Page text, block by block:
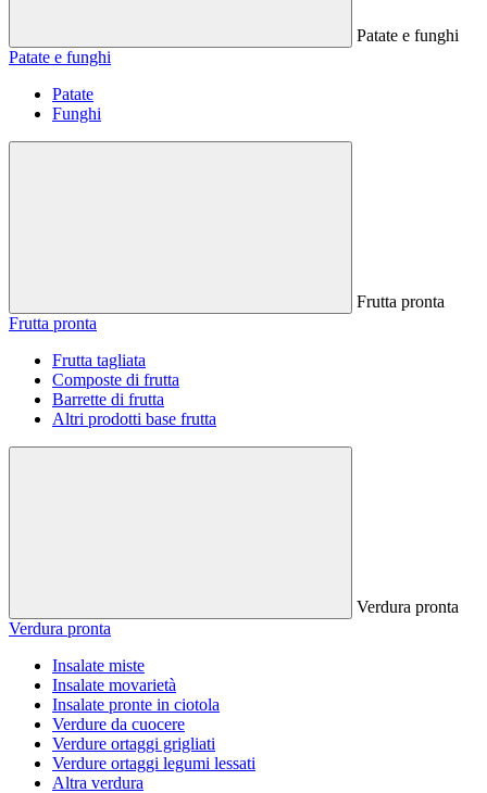
Patate e funghi
Patate e funghi
Patate
Funghi
Frutta pronta
Frutta pronta
Frutta tagliata
Composte di frutta
Barrette di frutta
Altri prodotti base frutta
Verdura pronta
Verdura pronta
Insalate miste
Insalate movarietà
Insalate pronte in ciotola
Verdure da cuocere
Verdure ortaggi grigliati
Verdure ortaggi legumi lessati
Altra verdura